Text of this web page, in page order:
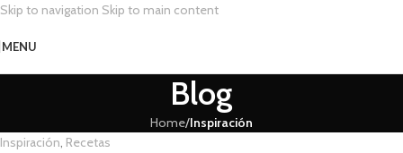
Skip to navigation Skip to main content
MENU
Blog
Home/Inspiración
Inspiración, Recetas